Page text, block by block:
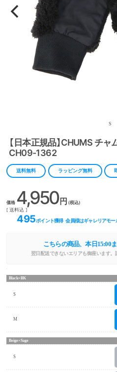
S
【日本正規品】CHUMS チ
CH09-1362
送料無料 ラッピング無料
価格 4,950円 (税込)
[ 送料込 ]
495ポイント獲得 会員様はギャレリアモー
こちらの商品、本日15:00
翌日配送できないエリアも御座います。
Black×BK
S
M
Beige×Sage
S